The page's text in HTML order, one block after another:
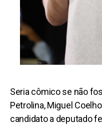
Seria cômico se não
Petrolina, Miguel
candidato a deputado